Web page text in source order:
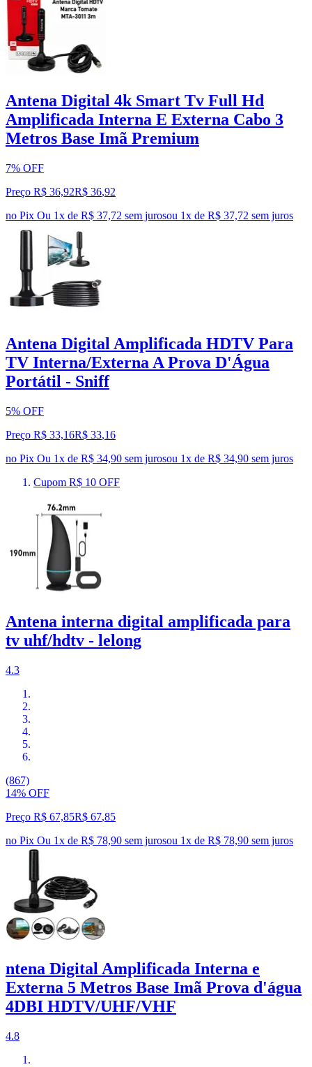
Antena Digital 4k Smart Tv Full Hd
Amplificada Interna E Externa Cabo 3
Metros Base Imã Premium
7% OFF
Preço R$ 36,92R$ 36,92
no Pix Ou 1x de R$ 37,72 sem jurosou 1x de R$ 37,72 sem juros
Antena Digital Amplificada HDTV Para
TV Interna/Externa A Prova D'Água
Portátil - Sniff
5% OFF
Preço R$ 33,16R$ 33,16
no Pix Ou 1x de R$ 34,90 sem jurosou 1x de R$ 34,90 sem juros
Cupom R$ 10 OFF
Antena interna digital amplificada para
tv uhf/hdtv - lelong
4.3
(867)
14% OFF
Preço R$ 67,85R$ 67,85
no Pix Ou 1x de R$ 78,90 sem jurosou 1x de R$ 78,90 sem juros
ntena Digital Amplificada Interna e
Externa 5 Metros Base Imã Prova d'água
4DBI HDTV/UHF/VHF
4.8